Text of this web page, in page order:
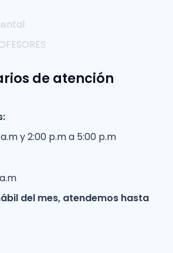
de atención
a.m y 2:00 p.m a 5:00 p.m
del mes, atendemos hasta